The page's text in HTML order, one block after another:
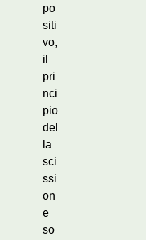
po
siti
vo,
il
pri
nci
pio
del
la
sci
ssi
on
e
so